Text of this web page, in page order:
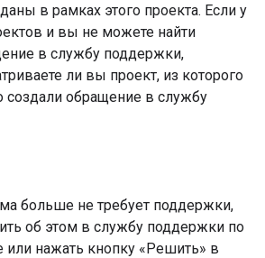
в рамках этого проекта. Если у
и вы не можете найти
в службу поддержки,
ли вы проект, из которого
создали обращение в службу
больше не требует поддержки,
об этом в службу поддержки по
или нажать кнопку «Решить» в